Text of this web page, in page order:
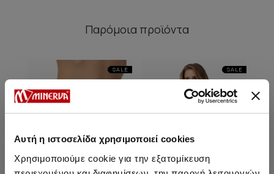
Αυτή η ιστοσελίδα χρησιμοποιεί cookies
Χρησιμοποιούμε cookie για την εξατομίκευση
Παρόμοια προϊόντα
SALE SALE